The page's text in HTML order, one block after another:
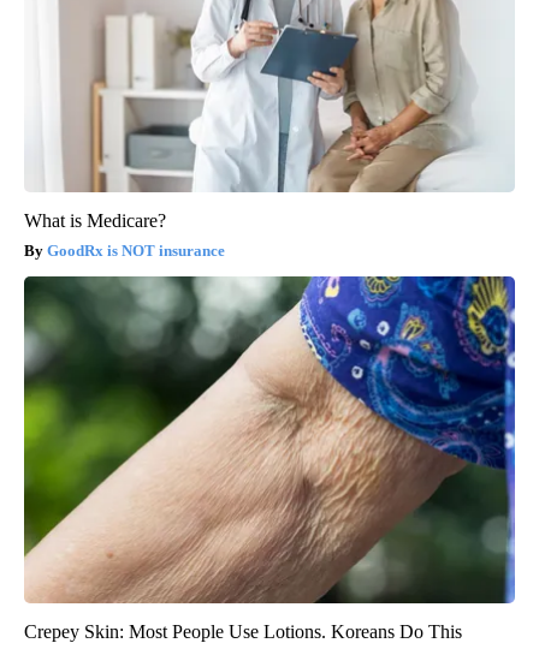
What is Medicare?
GoodRx is NOT insurance
Crepey Skin: Most People Use Lotions. Koreans Do This